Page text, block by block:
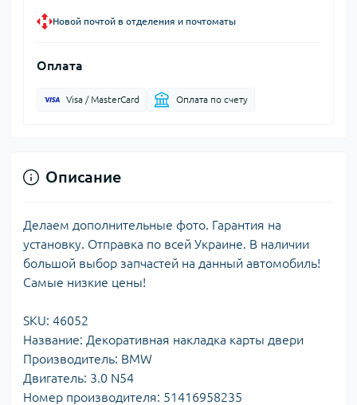
Новой почтой в отделения и почтоматы
Оплата
Visa / MasterCard Оплата по счету
Описание
Делаем дополнительные фото. Гарантия на
установку. Отправка по всей Украине. В наличии
большой выбор запчастей на данный автомобиль!
Самые низкие цены!
SKU: 46052
Название: Декоративная накладка карты двери
Производитель: BMW
Двигатель: 3.0 N54
Номер производителя: 51416958235